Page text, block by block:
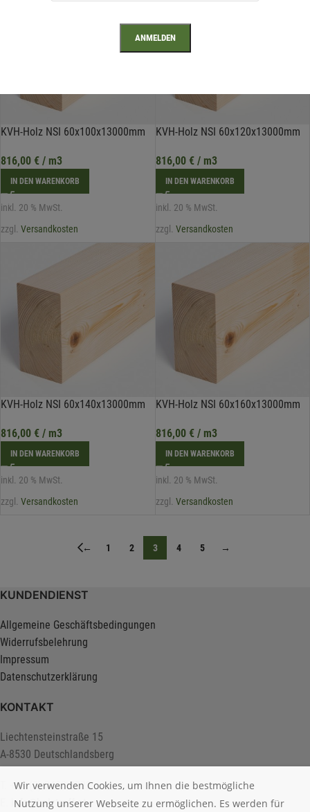
KVH-Holz NSI 60x100x13000mm
816,00 € / m3
IN DEN WARENKORB
inkl. 20 % MwSt.
zzgl. Versandkosten
KVH-Holz NSI 60x120x13000mm
816,00 €/ m3
IN DEN WARENKORB
inkl. 20 % MwSt.
zzgl. Versandkosten
KVH-Holz NSI 60x140x13000mm
816,00 € / m3
IN DEN WARENKORB
inkl. 20 % MwSt.
zzgl. Versandkosten
KVH-Holz NSI 60x160x13000mm
816,00 €/ m3
IN DEN WARENKORB
inkl. 20 % MwSt.
zzgl. Versandkosten
← 1 2 3 4 5 →
KUNDENDIENST
Allgemeine Geschäftsbedingungen
Widerrufsbelehrung
Impressum
Datenschutzerklärung
KONTAKT
Liechtensteinstraße 15
A-8530 Deutschlandsberg
T. +43 (0) 3462 2222
info@holztreff.at
Wir verwenden Cookies, um Ihnen die bestmögliche
Nutzung unserer Webseite zu ermöglichen. Es werden für